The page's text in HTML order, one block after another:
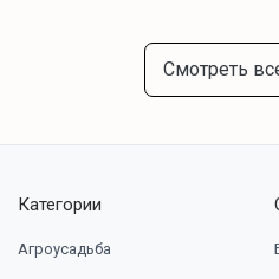
Смотреть
Категории
Агроусадьба